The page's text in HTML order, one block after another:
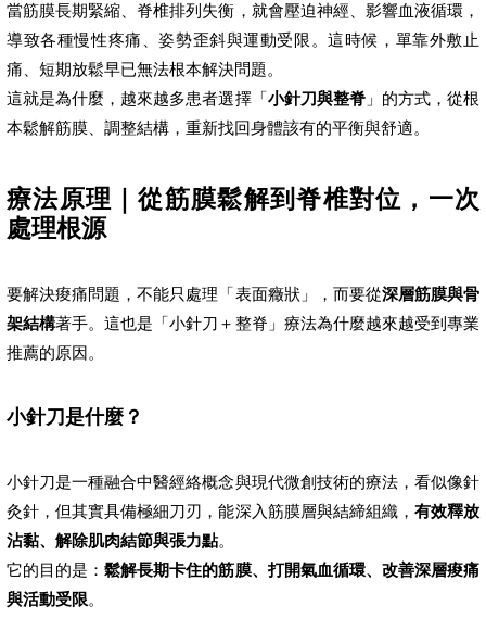
當筋膜長期緊縮、脊椎排列失衡，就會壓迫神經、影響血液循環，
導致各種慢性疼痛、姿勢歪斜與運動受限。這時候，單靠外敷止
痛、短期放鬆早已無法根本解決問題。
這就是為什麼，越來越多患者選擇「小針刀與整脊」的方式，從根
本鬆解筋膜、調整結構，重新找回身體該有的平衡與舒適。
療法原理｜從筋膜鬆解到脊椎對位，一次
處理根源
要解決痠痛問題，不能只處理「表面癥狀」，而要從深層筋膜與骨
架結構著手。這也是「小針刀＋整脊」療法為什麼越來越受到專業
推薦的原因。
小針刀是什麼？
小針刀是一種融合中醫經絡概念與現代微創技術的療法，看似像針
灸針，但其實具備極細刀刃，能深入筋膜層與結締組織， 有效釋放
沾黏、解除肌肉結節與張力點。
它的目的是：鬆解長期卡住的筋膜、打開氣血循環、改善深層痠痛
與活動受限。